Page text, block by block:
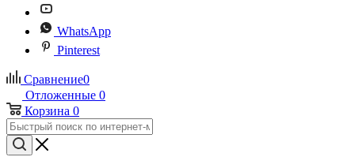
WhatsApp
Pinterest
Сравнение0
Отложенные 0
Корзина 0